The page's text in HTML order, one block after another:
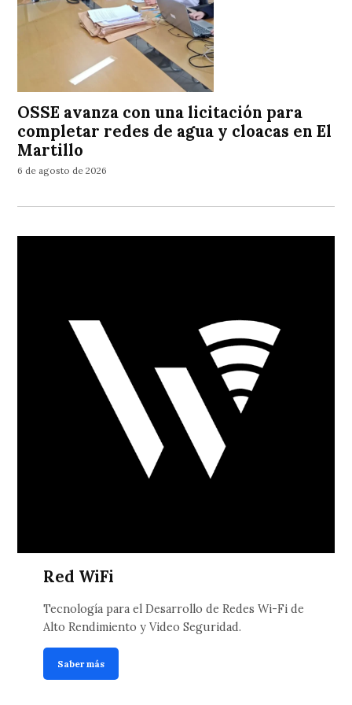
OSSE avanza con una licitación para
completar redes de agua y cloacas en El
Martillo
6 de agosto de 2026
Red WiFi
Tecnología para el Desarrollo de Redes Wi-Fi de
Alto Rendimiento y Video Seguridad.
Saber más